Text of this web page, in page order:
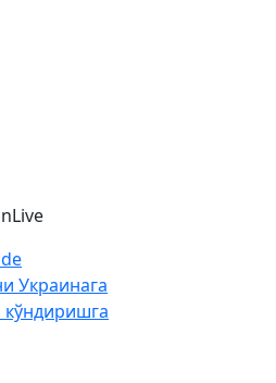
Live
Украинага